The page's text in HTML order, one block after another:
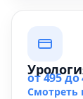
от 495 до
Смотреть